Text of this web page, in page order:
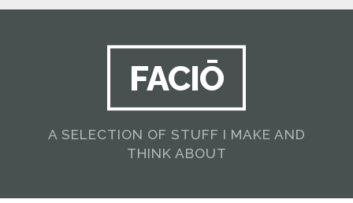
FACIŌ
A SELECTION OF STUFF I MAKE AND
THINK ABOUT